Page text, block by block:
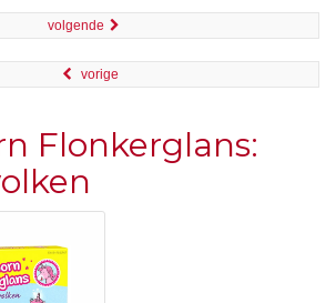
volgende
vorige
Flonkerglans: